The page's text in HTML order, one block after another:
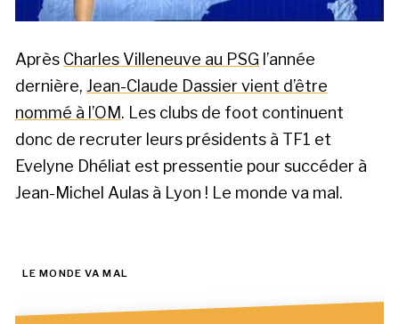
Après Charles Villeneuve au PSG l’année
dernière, Jean-Claude Dassier vient d’être
nommé à l’OM. Les clubs de foot continuent
donc de recruter leurs présidents à TF1 et
Evelyne Dhéliat est pressentie pour succéder à
Jean-Michel Aulas à Lyon ! Le monde va mal.
LE MONDE VA MAL